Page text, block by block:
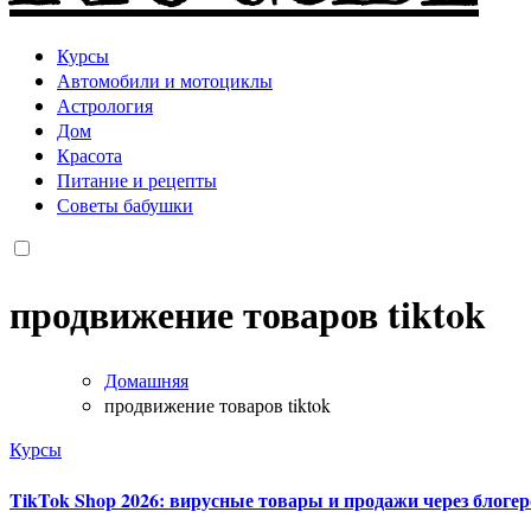
Курсы
Автомобили и мотоциклы
Астрология
Дом
Красота
Питание и рецепты
Советы бабушки
продвижение товаров tiktok
Домашняя
продвижение товаров tiktok
Курсы
TikTok Shop 2026: вирусные товары и продажи через